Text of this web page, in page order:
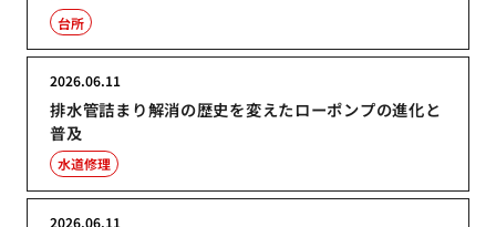
台所
排水管詰まり解消の歴史を変えたローポンプの進化と
普及
2026.06.11
水道修理
2026.06.11